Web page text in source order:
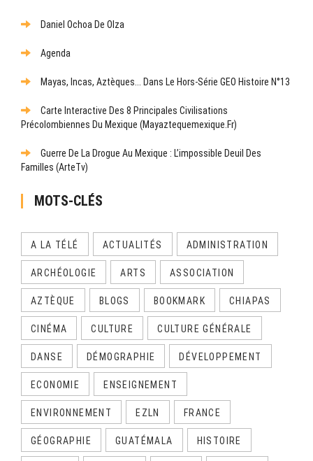
Daniel Ochoa De Olza
Agenda
Mayas, Incas, Aztèques... Dans Le Hors-Série GEO Histoire N°13
Carte Interactive Des 8 Principales Civilisations
Précolombiennes Du Mexique (mayaztequemexique.fr)
Guerre De La Drogue Au Mexique : L’impossible Deuil Des
Familles (ArteTv)
MOTS-CLÉS
A LA TÉLÉ ACTUALITÉS ADMINISTRATION
ARCHÉOLOGIE ARTS ASSOCIATION
AZTÈQUE BLOGS BOOKMARK CHIAPAS
CINÉMA CULTURE CULTURE GÉNÉRALE
DANSE DÉMOGRAPHIE DÉVELOPPEMENT
ECONOMIE ENSEIGNEMENT
ENVIRONNEMENT EZLN FRANCE
GÉOGRAPHIE GUATÉMALA HISTOIRE